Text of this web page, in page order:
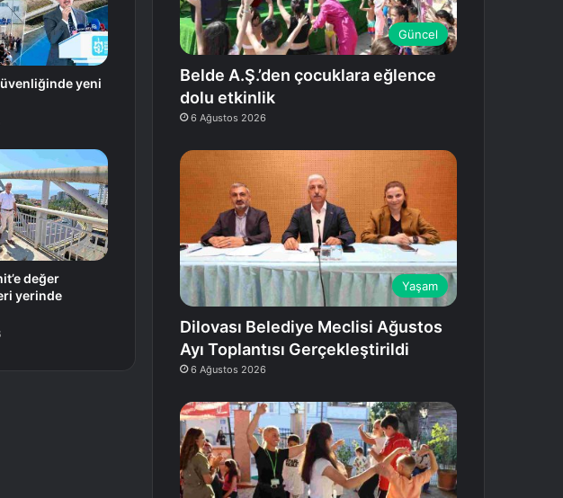
yeni
değer
yerinde
Güncel
Belde A.Ş.’den çocuklara eğlence
dolu etkinlik
6 Ağustos 2026
Yaşam
Dilovası Belediye Meclisi Ağustos
Ayı Toplantısı Gerçekleştirildi
6 Ağustos 2026